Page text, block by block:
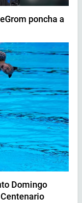
poncha a
Domingo